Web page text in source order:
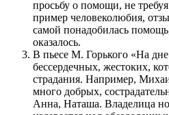
просьбу о помощи, не
пример человеколюбия,
самой понадобилась
оказалось.
В пьесе М. Горького «На
бессердечных, жестоких,
страдания. Например,
много добрых,
Анна, Наташа. Владелица